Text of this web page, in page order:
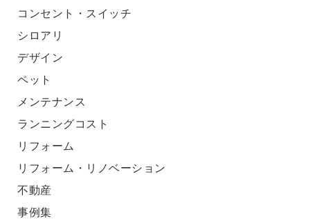
コンセント・スイッチ
シロアリ
デザイン
ペット
メンテナンス
ランニングコスト
リフォーム
リフォーム・リノベーション
不動産
事例集